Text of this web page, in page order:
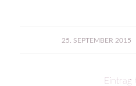
25. SEPTEMBER 2015
/
Eintrag